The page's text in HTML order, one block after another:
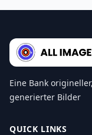
Eine Bank
generierter Bilder
QUICK LINKS